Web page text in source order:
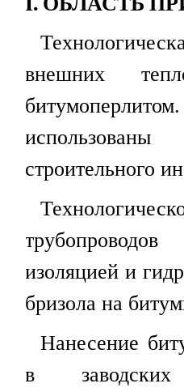
внешних
строительного
изоляцией и
бризола на
Нанесение
в